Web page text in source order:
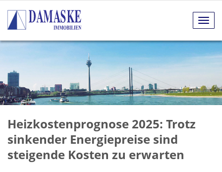
Heizkostenprognose 2025: Trotz
sinkender Energiepreise sind
steigende Kosten zu erwarten